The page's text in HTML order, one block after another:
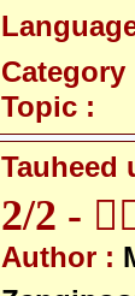
Category
Topic :
Tauheed
2/2
Author :